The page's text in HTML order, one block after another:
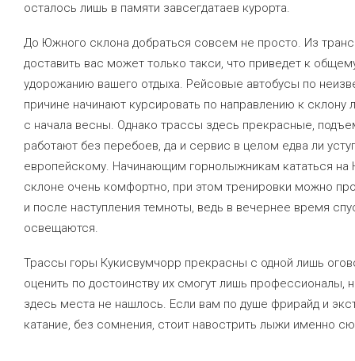
осталось лишь в памяти завсегдатаев курорта.
До Южного склона добраться совсем не просто. Из
доставить вас может только такси, что приведет к
удорожанию вашего отдыха. Рейсовые автобусы по
причине начинают курсировать по направлению к склону
с начала весны. Однако трассы здесь прекрасные,
работают без перебоев, да и сервис в целом едва ли
европейскому. Начинающим горнолыжникам кататься
склоне очень комфортно, при этом тренировки можно
и после наступления темноты, ведь в вечернее время
освещаются.
Трассы горы Кукисвумчорр прекрасны с одной лишь
оценить по достоинству их смогут лишь профессионалы,
здесь места не нашлось. Если вам по душе фрирайд и
катание, без сомнения, стоит навострить лыжи именно